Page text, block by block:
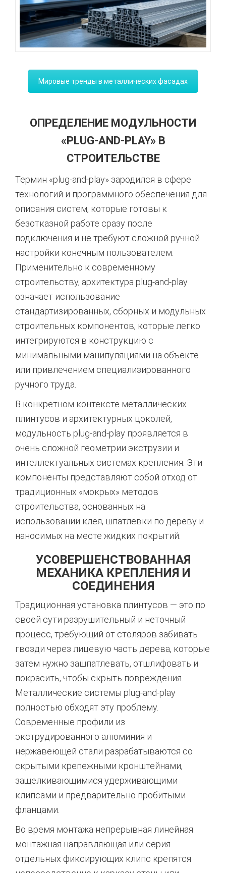
Мировые тренды в металлических фасадах
ОПРЕДЕЛЕНИЕ МОДУЛЬНОСТИ
«PLUG-AND-PLAY» В
СТРОИТЕЛЬСТВЕ
Термин «plug-and-play» зародился в сфере
технологий и программного обеспечения для
описания систем, которые готовы к
безотказной работе сразу после
подключения и не требуют сложной ручной
настройки конечным пользователем.
Применительно к современному
строительству, архитектура plug-and-play
означает использование
стандартизированных, сборных и модульных
строительных компонентов, которые легко
интегрируются в конструкцию с
минимальными манипуляциями на объекте
или привлечением специализированного
ручного труда.
В конкретном контексте металлических
плинтусов и архитектурных цоколей,
модульность plug-and-play проявляется в
очень сложной геометрии экструзии и
интеллектуальных системах крепления. Эти
компоненты представляют собой отход от
традиционных «мокрых» методов
строительства, основанных на
использовании клея, шпатлевки по дереву и
наносимых на месте жидких покрытий.
УСОВЕРШЕНСТВОВАННАЯ
МЕХАНИКА КРЕПЛЕНИЯ И
СОЕДИНЕНИЯ
Традиционная установка плинтусов — это по
своей сути разрушительный и неточный
процесс, требующий от столяров забивать
гвозди через лицевую часть дерева, которые
затем нужно зашпатлевать, отшлифовать и
покрасить, чтобы скрыть повреждения.
Металлические системы plug-and-play
полностью обходят эту проблему.
Современные профили из
экструдированного алюминия и
нержавеющей стали разрабатываются со
скрытыми крепежными кронштейнами,
защелкивающимися удерживающими
клипсами и предварительно пробитыми
фланцами.
Во время монтажа непрерывная линейная
монтажная направляющая или серия
отдельных фиксирующих клипс крепятся